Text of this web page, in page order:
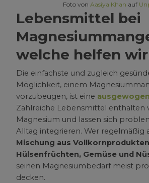
Foto von Aasiya Khan auf
Lebensmittel bei
welche helfen
Die einfachste und zugleich
Möglichkeit, einem
vorzubeugen, ist eine
Zahlreiche Lebensmittel enthalten
Magnesium und lassen sich
Alltag integrieren. Wer regelmäßig
Mischung aus
Hülsenfrüchten, Gemüse und
seinen Magnesiumbedarf meist
decken.